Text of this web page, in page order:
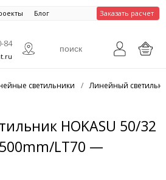
Блог Заказать расчет
84
светильники / Линейный
HOKASU 50/32
LT70 —